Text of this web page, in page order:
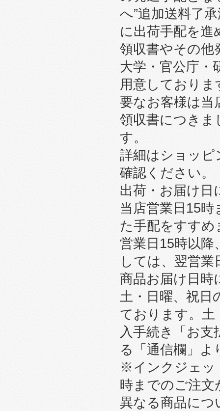
へ”追加送料了
に出荷手配を進
領収書やその他
大学・官公庁・
用意しておりま
要なお客様は当
領収書につきま
す。
詳細はショッ
確認ください。
出荷・お届け日
当店営業日15
た手配をすすめ
営業日15時以
しては、翌営
商品お届け日時
土・日曜、祝日
ております。土
入手続き「お
る「通信欄」
※インクジェッ
時までのご注文
異なる商品につ